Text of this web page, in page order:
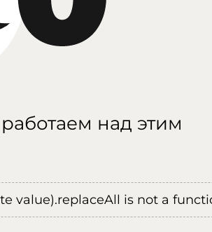
над этим
value).replaceAll is not a